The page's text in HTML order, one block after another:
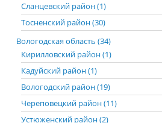
Сланцевский район (1)
Тосненский район (30)
Вологодская область (34)
Кирилловский район (1)
Кадуйский район (1)
Вологодский район (19)
Череповецкий район (11)
Устюженский район (2)